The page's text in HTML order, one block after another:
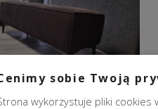
tapicerowana Alice
sobie Twoją
wykorzystuje pliki cookies